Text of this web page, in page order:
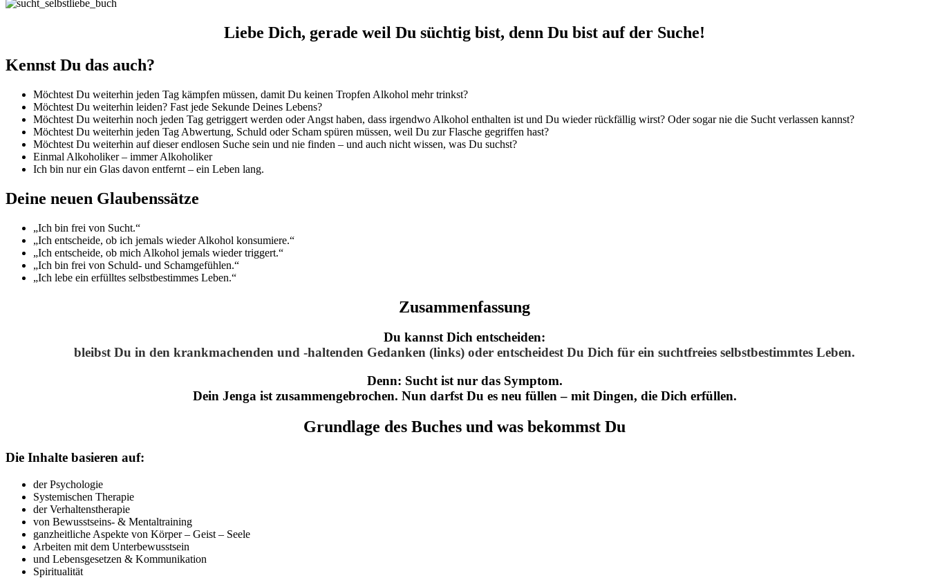
Liebe Dich, gerade weil Du süchtig bist, denn Du bist auf der Suche!
Kennst Du das auch?
Möchtest Du weiterhin jeden Tag kämpfen müssen, damit Du keinen Tropfen Alkohol mehr trinkst?
Möchtest Du weiterhin leiden? Fast jede Sekunde Deines Lebens?
Möchtest Du weiterhin noch jeden Tag getriggert werden oder Angst haben, dass irgendwo Alkohol enthalten ist und Du wieder rückfällig wirst? Oder sogar nie die Sucht verlassen kannst?
Möchtest Du weiterhin jeden Tag Abwertung, Schuld oder Scham spüren müssen, weil Du zur Flasche gegriffen hast?
Möchtest Du weiterhin auf dieser endlosen Suche sein und nie finden – und auch nicht wissen, was Du suchst?
Einmal Alkoholiker – immer Alkoholiker
Ich bin nur ein Glas davon entfernt – ein Leben lang.
Deine neuen Glaubenssätze
„Ich bin frei von Sucht.“
„Ich entscheide, ob ich jemals wieder Alkohol konsumiere.“
„Ich entscheide, ob mich Alkohol jemals wieder triggert.“
„Ich bin frei von Schuld- und Schamgefühlen.“
„Ich lebe ein erfülltes selbstbestimmes Leben.“
Zusammenfassung
Du kannst Dich entscheiden:
bleibst Du in den krankmachenden und -haltenden Gedanken (links) oder entscheidest Du Dich für ein suchtfreies selbstbestimmtes Leben.
Denn: Sucht ist nur das Symptom.
Dein Jenga ist zusammengebrochen. Nun darfst Du es neu füllen – mit Dingen, die Dich erfüllen.
Grundlage des Buches und was bekommst Du
Die Inhalte basieren auf:
der Psychologie
Systemischen Therapie
der Verhaltenstherapie
von Bewusstseins- & Mentaltraining
ganzheitliche Aspekte von Körper – Geist – Seele
Arbeiten mit dem Unterbewusstsein
und Lebensgesetzen & Kommunikation
Spiritualität